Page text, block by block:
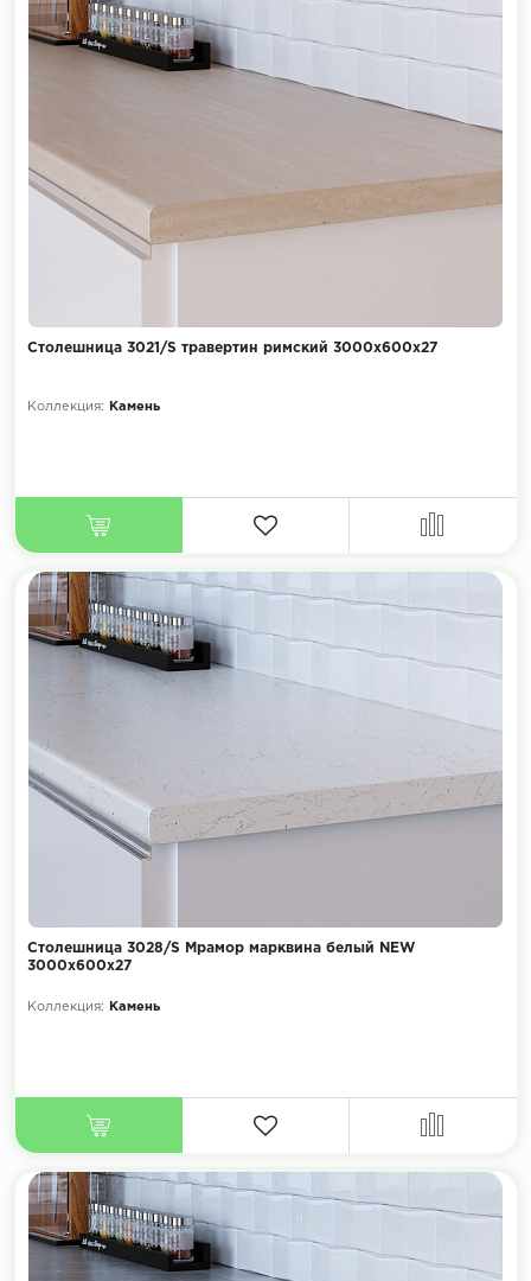
Столешница 3021/S травертин римский 3000х600х27
Коллекция: Камень
Столешница 3028/S Мрамор марквина белый NEW
3000х600х27
Коллекция: Камень